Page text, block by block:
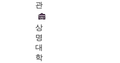
관
상
명
대
학